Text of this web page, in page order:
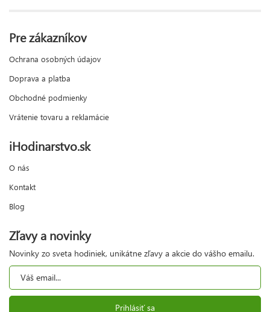
Pre zákazníkov
Ochrana osobných údajov
Doprava a platba
Obchodné podmienky
Vrátenie tovaru a reklamácie
iHodinarstvo.sk
O nás
Kontakt
Blog
Zľavy a novinky
Novinky zo sveta hodiniek, unikátne zľavy a akcie do vášho emailu.
Prihlásiť sa